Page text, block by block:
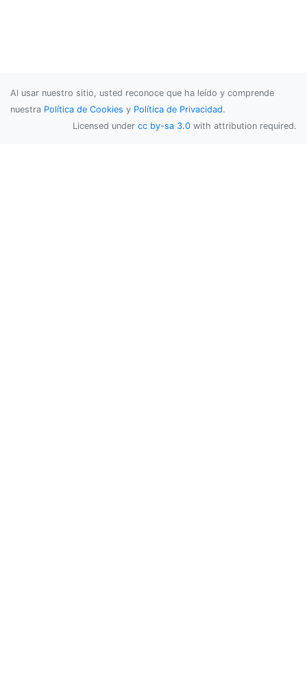
Al usar nuestro sitio, usted reconoce que ha leído y comprende
nuestra Política de Cookies y Política de Privacidad.
Licensed under cc by-sa 3.0 with attribution required.